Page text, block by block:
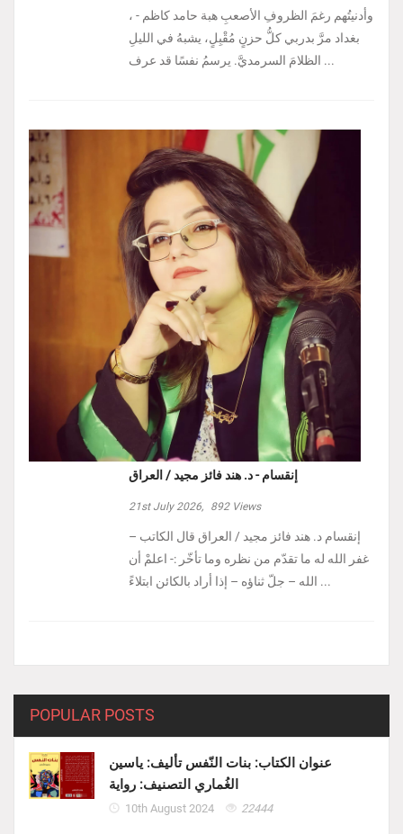
، وأدنيتُهم رغمَ الظروفِ الأصعبِ هبة حامد كاظم -
بغداد مرَّ بدربي كلُّ حزنٍ مُقْبِلٍ، يشبهُ في الليلِ
الظلامَ السرمديَّ. يرسمُ نفسًا قد عرف ...
إنقسام - د. هند فائز مجيد / العراق
21st July 2026, 892Views
إنقسام د. هند فائز مجيد / العراق ‏قال الكاتب –
غفر الله له ما تقدّم من نظره وما تأخّر :- ‏اعلمْ أن
الله – جلّ ثناؤه – إذا أراد بالكائن ابتلاءً ...
POPULAR POSTS
عنوان الكتاب: بنات النّفس تأليف: ياسين
الغُماري التصنيف: رواية
10th August 2024 22444